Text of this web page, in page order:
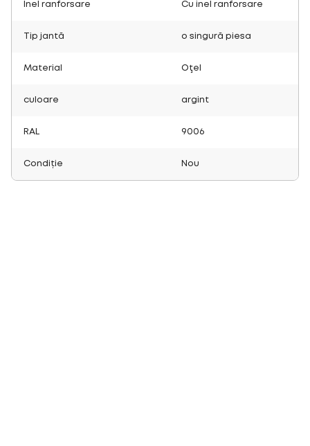
Inel ranforsare Cu inel ranforsare
Tip jantă o singură piesa
Material Oţel
culoare argint
RAL 9006
Condiție Nou